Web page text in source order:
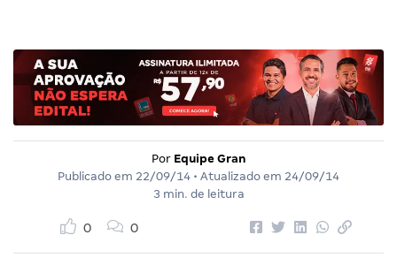
Por Equipe Gran
Publicado em 22/09/14 • Atualizado em 24/09/14
3 min. de leitura
0 0